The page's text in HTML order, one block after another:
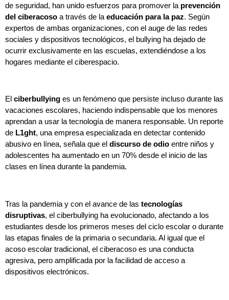
de seguridad, han unido esfuerzos para promover la prevención
del ciberacoso a través de la educación para la paz. Según
expertos de ambas organizaciones, con el auge de las redes
sociales y dispositivos tecnológicos, el bullying ha dejado de
ocurrir exclusivamente en las escuelas, extendiéndose a los
hogares mediante el ciberespacio.
El ciberbullying es un fenómeno que persiste incluso durante las
vacaciones escolares, haciendo indispensable que los menores
aprendan a usar la tecnología de manera responsable. Un reporte
de L1ght, una empresa especializada en detectar contenido
abusivo en línea, señala que el discurso de odio entre niños y
adolescentes ha aumentado en un 70% desde el inicio de las
clases en línea durante la pandemia.
Tras la pandemia y con el avance de las tecnologías
disruptivas, el ciberbullying ha evolucionado, afectando a los
estudiantes desde los primeros meses del ciclo escolar o durante
las etapas finales de la primaria o secundaria. Al igual que el
acoso escolar tradicional, el ciberacoso es una conducta
agresiva, pero amplificada por la facilidad de acceso a
dispositivos electrónicos.